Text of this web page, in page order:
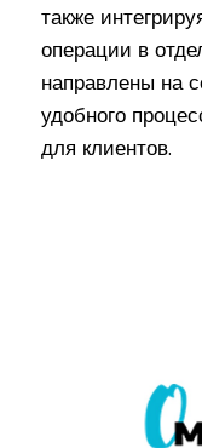
также
операции в
направлены на
удобного
для клиентов.